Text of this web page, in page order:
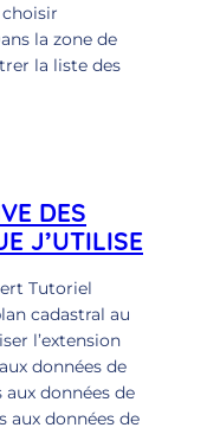
la zone de
la liste des
DES
J’UTILISE
Tutoriel
cadastral au
l’extension
données de
aux données de
aux données de